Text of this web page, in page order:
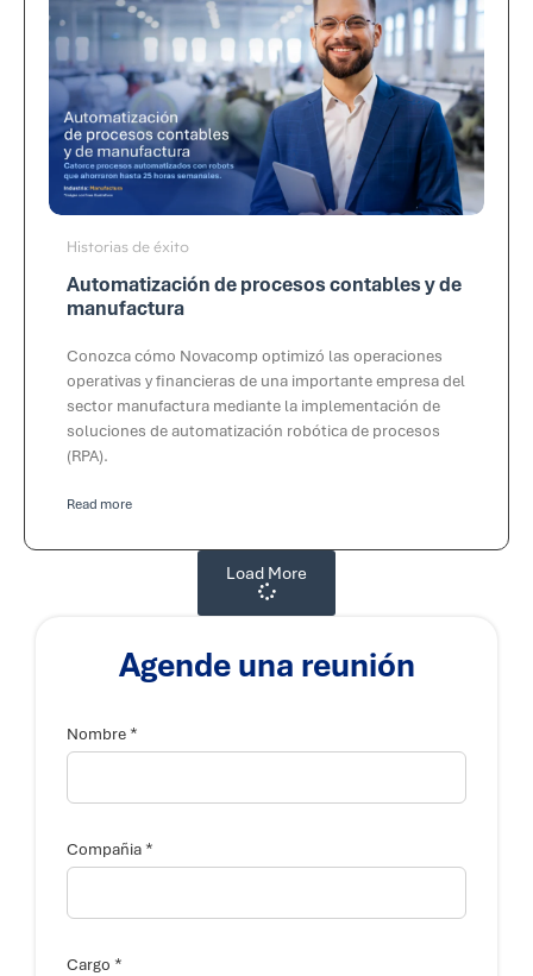
Historias de éxito
Automatización de procesos contables y de
manufactura
Conozca cómo Novacomp optimizó las operaciones
operativas y financieras de una importante empresa del
sector manufactura mediante la implementación de
soluciones de automatización robótica de procesos
(RPA).
Read more
Load More
Agende una reunión
Nombre *
Compañia *
Cargo *